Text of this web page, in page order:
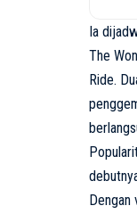
Ia
The
Ride.
Dengan